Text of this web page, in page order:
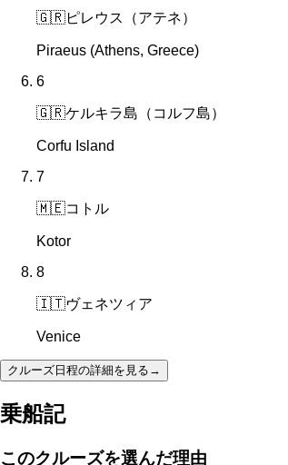
🇬🇷ピレウス（アテネ）
Piraeus (Athens, Greece)
6
🇬🇷ケルキラ島（コルフ島）
Corfu Island
7
🇲🇪コトル
Kotor
8
🇮🇹ヴェネツィア
Venice
クルーズ日程の詳細を見る →
乗船記
このクルーズを選んだ理由